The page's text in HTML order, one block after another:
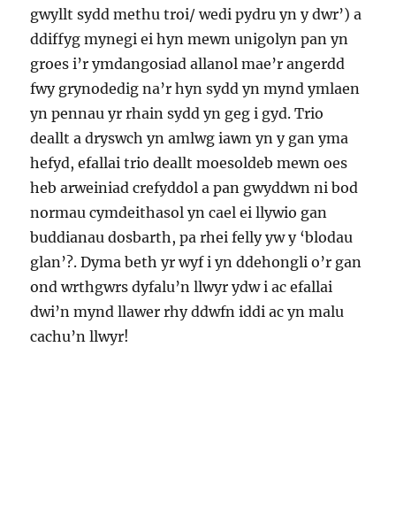
gwyllt sydd methu troi/ wedi pydru yn y dwr’) a
ddiffyg mynegi ei hyn mewn unigolyn pan yn
groes i’r ymdangosiad allanol mae’r angerdd
fwy grynodedig na’r hyn sydd yn mynd ymlaen
yn pennau yr rhain sydd yn geg i gyd. Trio
deallt a dryswch yn amlwg iawn yn y gan yma
hefyd, efallai trio deallt moesoldeb mewn oes
heb arweiniad crefyddol a pan gwyddwn ni bod
normau cymdeithasol yn cael ei llywio gan
buddianau dosbarth, pa rhei felly yw y ‘blodau
glan’?. Dyma beth yr wyf i yn ddehongli o’r gan
ond wrthgwrs dyfalu’n llwyr ydw i ac efallai
dwi’n mynd llawer rhy ddwfn iddi ac yn malu
cachu’n llwyr!